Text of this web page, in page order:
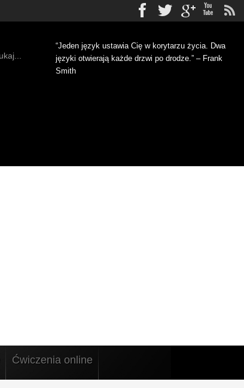
Facebook
Twittergplus
“Jeden język ustawia Cię w korytarzu życia. Dwa
języki otwierają każde drzwi po drodze.” – Frank
Smith
Ćwiczenia online